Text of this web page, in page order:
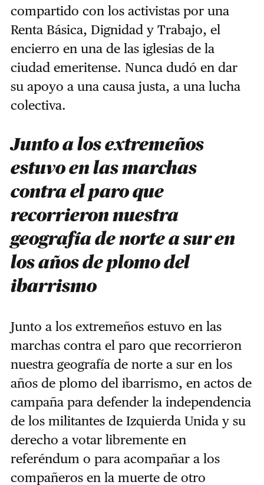
compartido con los activistas por una
Renta Básica, Dignidad y Trabajo, el
encierro en una de las iglesias de la
ciudad emeritense. Nunca dudó en dar
su apoyo a una causa justa, a una lucha
colectiva.
Junto a los extremeños
estuvo en las marchas
contra el paro que
recorrieron nuestra
geografía de norte a sur en
los años de plomo del
ibarrismo
Junto a los extremeños estuvo en las
marchas contra el paro que recorrieron
nuestra geografía de norte a sur en los
años de plomo del ibarrismo, en actos de
campaña para defender la independencia
de los militantes de Izquierda Unida y su
derecho a votar libremente en
referéndum o para acompañar a los
compañeros en la muerte de otro